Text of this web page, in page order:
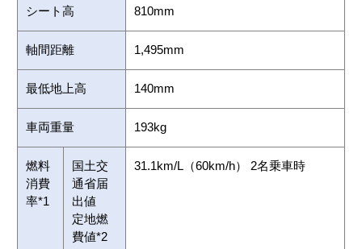
シート高 810mm
軸間距離 1,495mm
最低地上高 140mm
車両重量 193kg
燃料
消費
率*1
国土交
通省届
出値
定地燃
費値*2
31.1km/L（60km/h） 2名乗車時